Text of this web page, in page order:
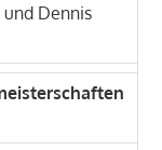
Dennis